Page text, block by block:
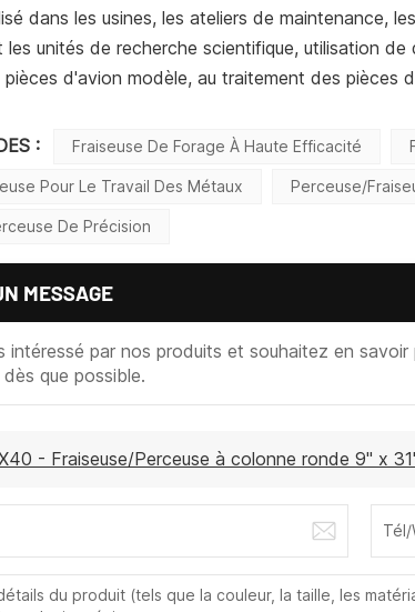
dans les usines, les ateliers de maintenance,
les unités de recherche scientifique, utilisation
pièces d'avion modèle, au traitement des pièces
: Fraiseuse De Forage À Haute Efficacité
Pour Le Travail Des Métaux Perceuse/
De Précision
MESSAGE
intéressé par nos produits et souhaitez en savoir
que possible.
- Fraiseuse/Perceuse à colonne ronde 9" x